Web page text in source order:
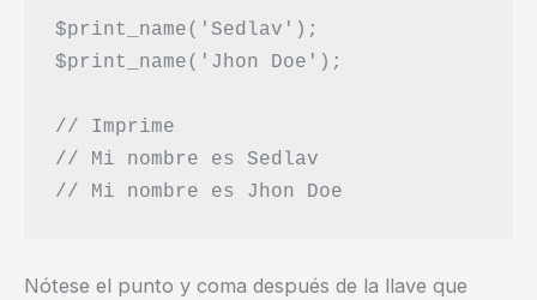
$print_name('Sedlav');
$print_name('Jhon Doe');
// Imprime
// Mi nombre es Sedlav
Nótese el punto y coma después de la llave que